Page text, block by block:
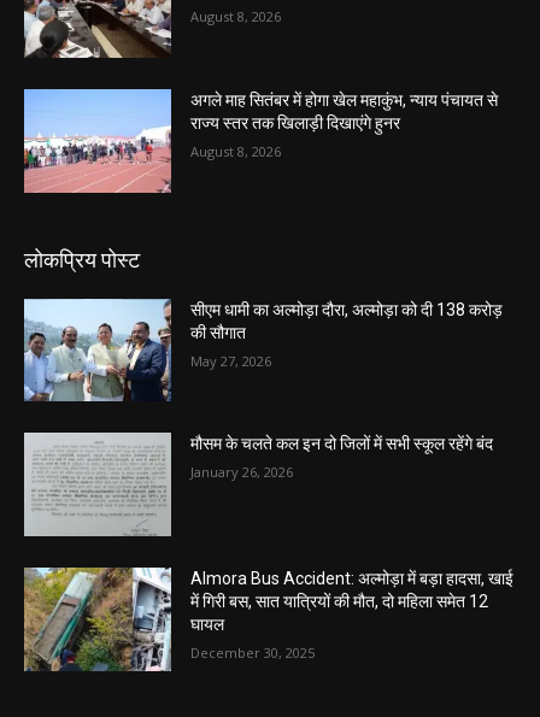
August 8, 2026
अगले माह सितंबर में होगा खेल महाकुंभ, न्याय पंचायत से
राज्य स्तर तक खिलाड़ी दिखाएंगे हुनर
August 8, 2026
लोकप्रिय पोस्ट
सीएम धामी का अल्मोड़ा दौरा, अल्मोड़ा को दी 138 करोड़
की सौगात
May 27, 2026
मौसम के चलते कल इन दो जिलों में सभी स्कूल रहेंगे बंद
January 26, 2026
Almora Bus Accident: अल्मोड़ा में बड़ा हादसा, खाई
में गिरी बस, सात यात्रियों की मौत, दो महिला समेत 12
घायल
December 30, 2025